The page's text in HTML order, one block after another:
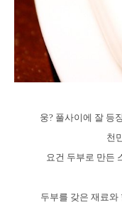
웅? 풀사이에 잘 등
천
요건 두부로 만든
두부를 갖은 재료